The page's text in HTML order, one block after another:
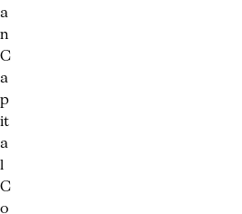
a
n
C
a
p
it
a
l
C
o